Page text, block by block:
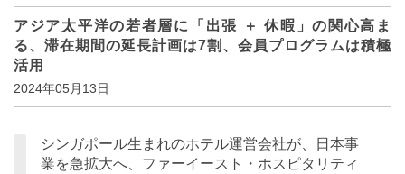
アジア太平洋の若者層に「出張 ＋ 休暇」の関心高ま
る、滞在期間の延長計画は7割、会員プログラムは積極
活用
2024年05月13日
シンガポール生まれのホテル運営会社が、日本事
業を急拡大へ、ファーイースト・ホスピタリティ